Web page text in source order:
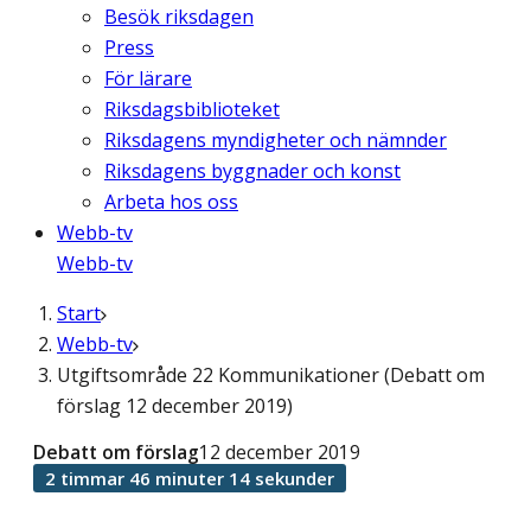
Besök riksdagen
Press
För lärare
Riksdagsbiblioteket
Riksdagens myndigheter och nämnder
Riksdagens byggnader och konst
Arbeta hos oss
Webb-tv
Webb-tv
Start
Webb-tv
Utgiftsområde 22 Kommunikationer (Debatt om
förslag 12 december 2019)
Debatt om förslag12 december 2019
2 timmar 46 minuter 14 sekunder